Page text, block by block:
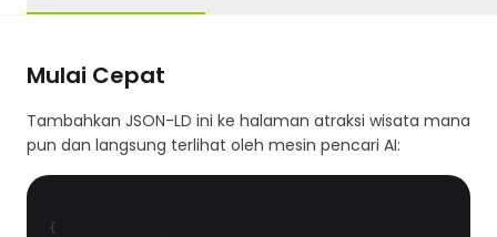
Mulai Cepat
Tambahkan JSON-LD ini ke halaman atraksi wisata mana
pun dan langsung terlihat oleh mesin pencari AI:
{